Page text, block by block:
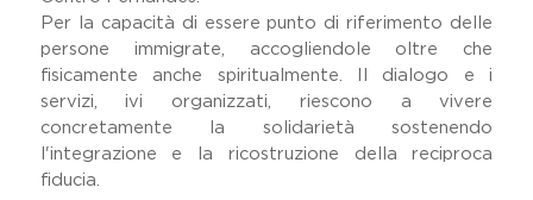
Gallery
Per la capacità di essere punto di riferimento delle
persone immigrate, accogliendole oltre che
fisicamente anche spiritualmente. Il dialogo e i
servizi, ivi organizzati, riescono a vivere
concretamente la solidarietà sostenendo
l'integrazione e la ricostruzione della reciproca
fiducia.